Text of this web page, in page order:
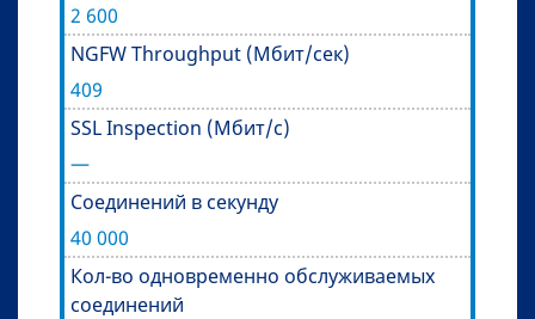
2 600
NGFW Throughput (Мбит/сек)
409
SSL Inspection (Мбит/с)
—
Соединений в секунду
40 000
Кол-во одновременно обслуживаемых
соединений